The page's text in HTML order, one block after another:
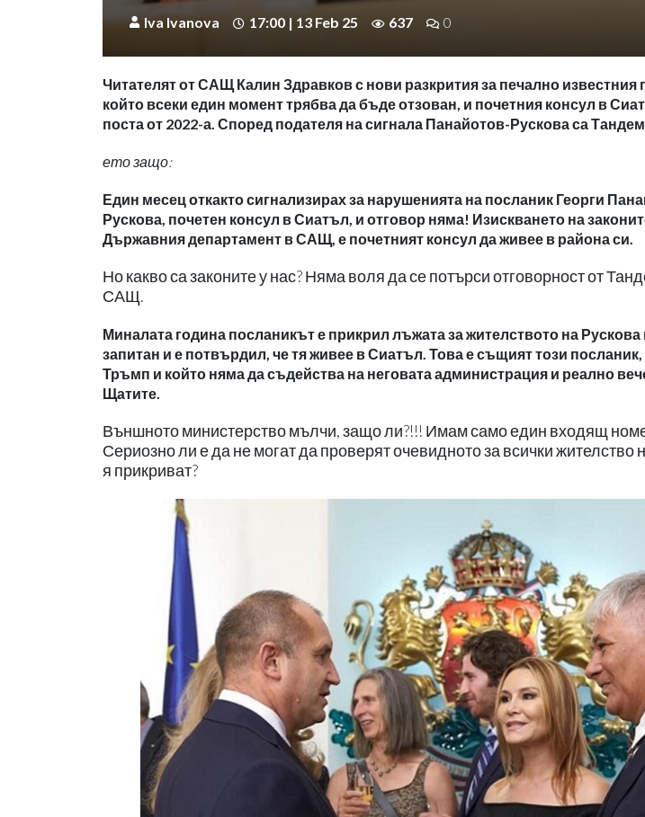
Iva Ivanova 17:00 | 13 Feb 25 637 0
Читателят от САЩ Калин Здравков с нови разкрития за печално известния
който всеки един момент трябва да бъде отзован, и почетния консул в
поста от 2022-а. Според подателя на сигнала Панайотов-Рускова са
ето защо:
Един месец откакто сигнализирах за нарушенията на посланик Георги
Рускова, почетен консул в Сиатъл, и отговор няма! Изискването на
Държавния департамент в САЩ, е почетният консул да живее в района си.
Но какво са законите у нас? Няма воля да се потърси отговорност от
САЩ.
Миналата година посланикът е прикрил лъжата за жителството на
запитан и е потвърдил, че тя живее в Сиатъл. Това е същият този
Тръмп и който няма да съдейства на неговата администрация и реално
Щатите.
Външното министерство мълчи, защо ли?!!! Имам само един входящ
Сериозно ли е да не могат да проверят очевидното за всички жителство
я прикриват?